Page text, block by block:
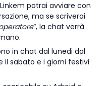
Linkem potrai avviare con
ma se scriverai
“, la chat verrà
in chat dal lunedi dal
il sabato e i giorni festivi